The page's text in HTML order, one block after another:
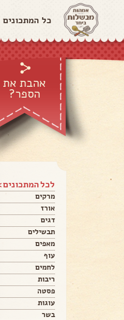
כל המתכונים
אהבת את
הספר?
לכל המתכונים
מרקים
אורז
דגים
תבשילים
מאפים
עוף
לחמים
ריבות
פסטה
עוגות
בשר